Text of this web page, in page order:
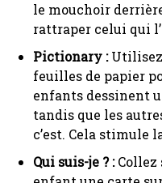
le mouchoir
rattraper celui qui
Pictionary :Utilisez
feuilles de papier
enfants dessinent
tandis que les
c’est. Cela stimule
Qui suis-je ? :Collez